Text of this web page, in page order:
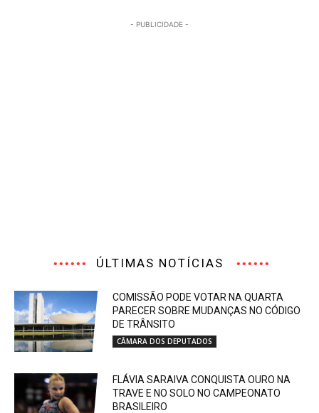
- PUBLICIDADE -
ÚLTIMAS NOTÍCIAS
COMISSÃO PODE VOTAR NA QUARTA
PARECER SOBRE MUDANÇAS NO CÓDIGO
DE TRÂNSITO
CÂMARA DOS DEPUTADOS
FLÁVIA SARAIVA CONQUISTA OURO NA
TRAVE E NO SOLO NO CAMPEONATO
BRASILEIRO